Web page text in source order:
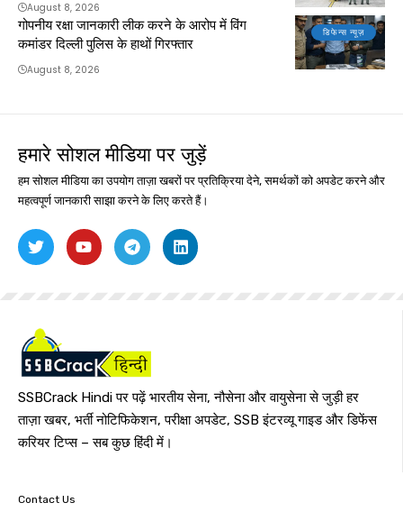
August 8, 2026
डिफेन्स न्यूज़
गोपनीय रक्षा जानकारी लीक करने के आरोप में विंग
कमांडर दिल्ली पुलिस के हाथों गिरफ्तार
August 8, 2026
हमारे सोशल मीडिया पर जुड़ें
हम सोशल मीडिया का उपयोग ताज़ा खबरों पर प्रतिक्रिया देने, समर्थकों को अपडेट करने और
महत्वपूर्ण जानकारी साझा करने के लिए करते हैं।
SSBCrack Hindi पर पढ़ें भारतीय सेना, नौसेना और वायुसेना से जुड़ी हर
ताज़ा खबर, भर्ती नोटिफिकेशन, परीक्षा अपडेट, SSB इंटरव्यू गाइड और डिफेंस
करियर टिप्स – सब कुछ हिंदी में।
Contact Us